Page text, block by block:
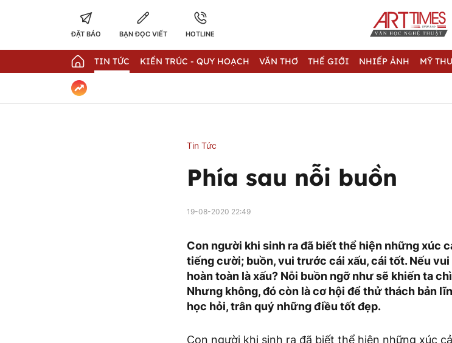
ĐẶT BÁO BẠN ĐỌC VIẾT HOTLINE
TIN TỨC KIẾN TRÚC - QUY HOẠCH VĂN THƠ THẾ GIỚI NHIẾP ẢNH MỸ
Tin Tức
Phía sau nỗi buồn
19-08-2020 22:49
Con người khi sinh ra đã biết thể hiện những xúc
tiếng cười; buồn, vui trước cái xấu, cái tốt. Nếu
hoàn toàn là xấu? Nỗi buồn ngỡ như sẽ khiến ta
Nhưng không, đó còn là cơ hội để thử thách bản
học hỏi, trân quý những điều tốt đẹp.
Con người khi sinh ra đã biết thể hiện những xúc